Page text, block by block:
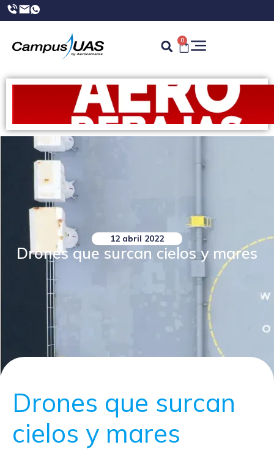
0
12 abril 2022
Drones que surcan cielos y mares
Drones que surcan
cielos y mares